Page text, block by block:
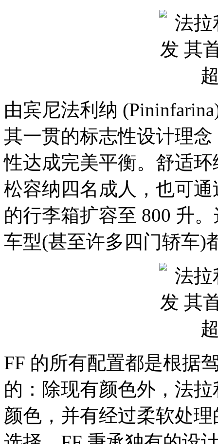
由宾尼法利纳
其一贯的标志性设计理
性达成完美平衡。舒适
松容纳四名成人，也可
的行李箱扩容至 800 升
车型(甚至许多四门轿车)
FF 的所有配置都是根据
的：除现有颜色外，法
颜色，并有经过柔软处